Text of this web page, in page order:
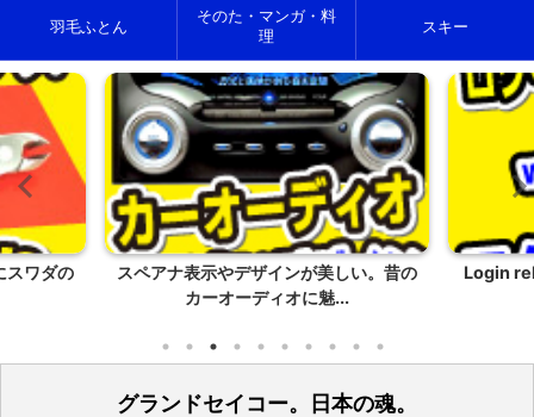
羽毛ふとん
そのた・マンガ・料
理
スキー
スワダの
スペアナ表示やデザインが美しい。昔の
カーオーディオに魅...
Login
グランドセイコー。日本の魂。